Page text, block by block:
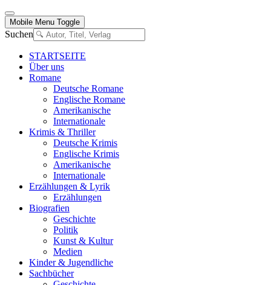
Mobile Menu Toggle
Suchen
STARTSEITE
Über uns
Romane
Deutsche Romane
Englische Romane
Amerikanische
Internationale
Krimis & Thriller
Deutsche Krimis
Englische Krimis
Amerikanische
Internationale
Erzählungen & Lyrik
Erzählungen
Biografien
Geschichte
Politik
Kunst & Kultur
Medien
Kinder & Jugendliche
Sachbücher